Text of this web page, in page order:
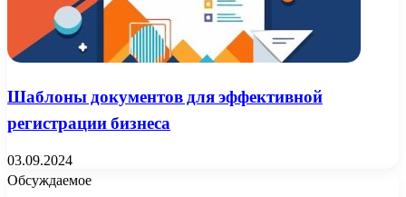
Шаблоны документов для эффективной
регистрации бизнеса
03.09.2024
Обсуждаемое